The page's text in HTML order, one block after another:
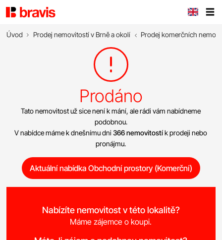
Úvod Prodej nemovitostí v Brně a okolí Prodej komerčních
Prodáno
Tato nemovitost už sice není k mání, ale rádi vám nabídneme
podobnou.
V nabídce máme k dnešnímu dni366 nemovitostík prodeji nebo
pronájmu.
Aktuální nabídka Obchodní prostory (Komerční)
Nabízíte nemovitost v této lokalitě?
Máme zájemce o koupi.